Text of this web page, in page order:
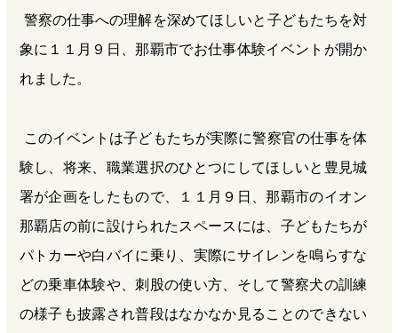
警察の仕事への理解を深めてほしいと子どもたちを対
象に１１月９日、那覇市でお仕事体験イベントが開か
れました。
このイベントは子どもたちが実際に警察官の仕事を体
験し、将来、職業選択のひとつにしてほしいと豊見城
署が企画をしたもので、１１月９日、那覇市のイオン
那覇店の前に設けられたスペースには、子どもたちが
パトカーや白バイに乗り、実際にサイレンを鳴らすな
どの乗車体験や、刺股の使い方、そして警察犬の訓練
の様子も披露され普段はなかなか見ることのできない